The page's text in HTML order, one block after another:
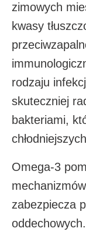
zimowych
kwasy
rodzaju
skuteczniej
bakteriami,
Omega-3
zabezpiecza